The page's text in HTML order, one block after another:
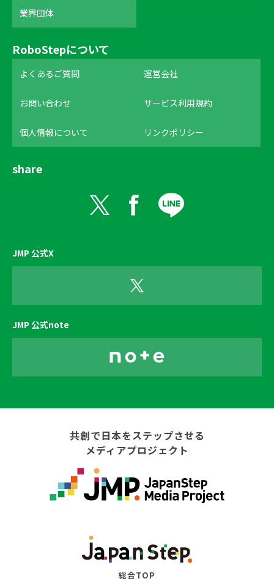
業界団体
RoboStepについて
よくあるご質問 運営会社
お問い合わせ サービス利用規約
個人情報について リンクポリシー
share
JMP 公式X
JMP 公式note
共創で日本をステップさせる
メディアプロジェクト
総合TOP